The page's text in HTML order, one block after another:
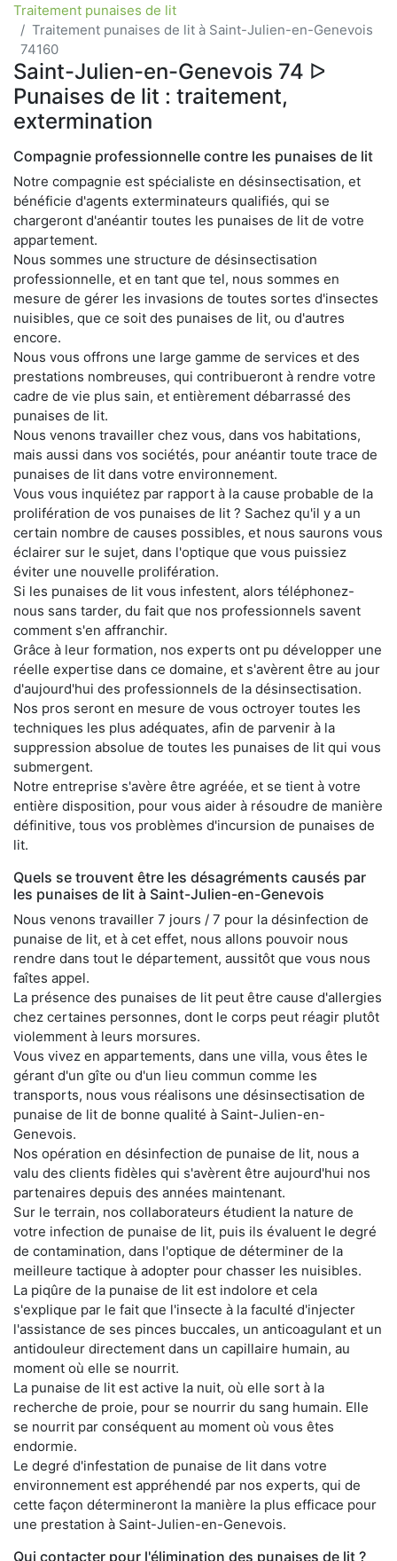
Traitement punaises de lit
Traitement punaises de lit à Saint-Julien-en-Genevois
74160
Saint-Julien-en-Genevois 74 ᐅ
Punaises de lit : traitement,
extermination
Compagnie professionnelle contre les punaises de lit
Notre compagnie est spécialiste en désinsectisation, et
bénéficie d'agents exterminateurs qualifiés, qui se
chargeront d'anéantir toutes les punaises de lit de votre
appartement.
Nous sommes une structure de désinsectisation
professionnelle, et en tant que tel, nous sommes en
mesure de gérer les invasions de toutes sortes d'insectes
nuisibles, que ce soit des punaises de lit, ou d'autres
encore.
Nous vous offrons une large gamme de services et des
prestations nombreuses, qui contribueront à rendre votre
cadre de vie plus sain, et entièrement débarrassé des
punaises de lit.
Nous venons travailler chez vous, dans vos habitations,
mais aussi dans vos sociétés, pour anéantir toute trace de
punaises de lit dans votre environnement.
Vous vous inquiétez par rapport à la cause probable de la
prolifération de vos punaises de lit ? Sachez qu'il y a un
certain nombre de causes possibles, et nous saurons vous
éclairer sur le sujet, dans l'optique que vous puissiez
éviter une nouvelle prolifération.
Si les punaises de lit vous infestent, alors téléphonez-
nous sans tarder, du fait que nos professionnels savent
comment s'en affranchir.
Grâce à leur formation, nos experts ont pu développer une
réelle expertise dans ce domaine, et s'avèrent être au jour
d'aujourd'hui des professionnels de la désinsectisation.
Nos pros seront en mesure de vous octroyer toutes les
techniques les plus adéquates, afin de parvenir à la
suppression absolue de toutes les punaises de lit qui vous
submergent.
Notre entreprise s'avère être agréée, et se tient à votre
entière disposition, pour vous aider à résoudre de manière
définitive, tous vos problèmes d'incursion de punaises de
lit.
Quels se trouvent être les désagréments causés par
les punaises de lit à Saint-Julien-en-Genevois
Nous venons travailler 7 jours / 7 pour la désinfection de
punaise de lit, et à cet effet, nous allons pouvoir nous
rendre dans tout le département, aussitôt que vous nous
faîtes appel.
La présence des punaises de lit peut être cause d'allergies
chez certaines personnes, dont le corps peut réagir plutôt
violemment à leurs morsures.
Vous vivez en appartements, dans une villa, vous êtes le
gérant d'un gîte ou d'un lieu commun comme les
transports, nous vous réalisons une désinsectisation de
punaise de lit de bonne qualité à Saint-Julien-en-
Genevois.
Nos opération en désinfection de punaise de lit, nous a
valu des clients fidèles qui s'avèrent être aujourd'hui nos
partenaires depuis des années maintenant.
Sur le terrain, nos collaborateurs étudient la nature de
votre infection de punaise de lit, puis ils évaluent le degré
de contamination, dans l'optique de déterminer de la
meilleure tactique à adopter pour chasser les nuisibles.
La piqûre de la punaise de lit est indolore et cela
s'explique par le fait que l'insecte à la faculté d'injecter
l'assistance de ses pinces buccales, un anticoagulant et un
antidouleur directement dans un capillaire humain, au
moment où elle se nourrit.
La punaise de lit est active la nuit, où elle sort à la
recherche de proie, pour se nourrir du sang humain. Elle
se nourrit par conséquent au moment où vous êtes
endormie.
Le degré d'infestation de punaise de lit dans votre
environnement est appréhendé par nos experts, qui de
cette façon détermineront la manière la plus efficace pour
une prestation à Saint-Julien-en-Genevois.
Qui contacter pour l'élimination des punaises de lit ?